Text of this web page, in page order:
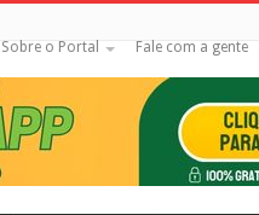
Sobre o Portal Fale com a gente